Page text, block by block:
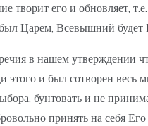
его и обновляет,
Царем, Всевышний будет
в нашем утверждении
и был сотворен весь
бунтовать и не
принять на себя